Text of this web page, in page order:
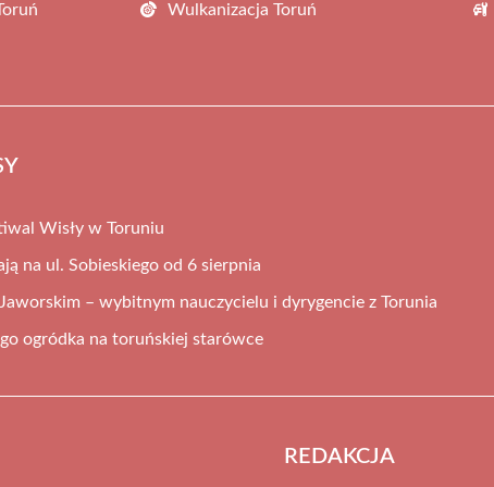
Wulkanizacja Toruń
Wisły w Toruniu
na ul. Sobieskiego od 6 sierpnia
– wybitnym nauczycielu i dyrygencie z Torunia
ogródka na toruńskiej starówce
REDAKCJA